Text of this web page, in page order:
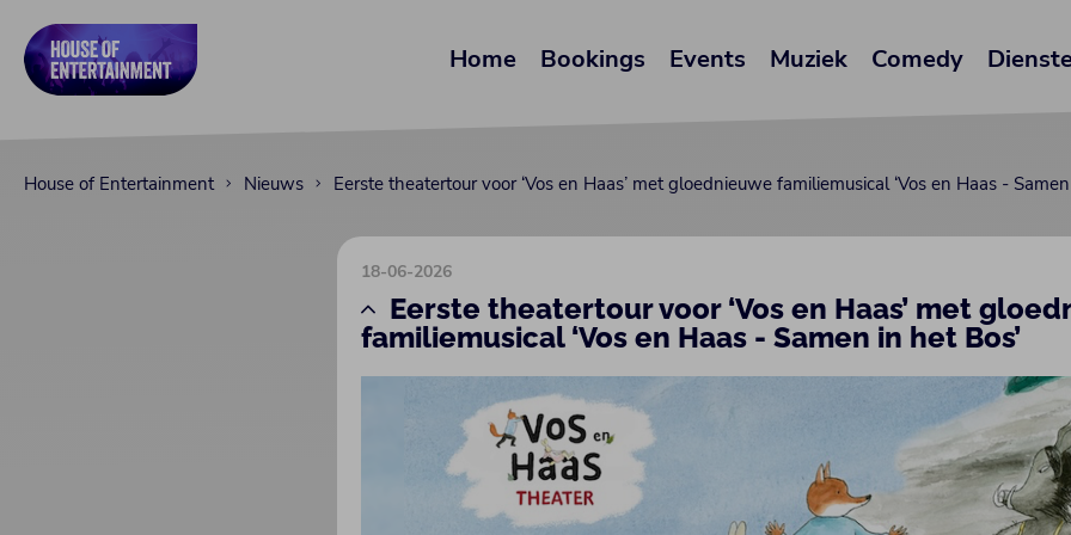
Home Bookings Events Muziek Comedy
House of Entertainment Nieuws Eerste theatertour voor ‘Vos en Haas’ met gloednieuwe familiemusical ‘Vos en Haas -
18-06-2026
Eerste theatertour voor ‘Vos en Haas’ met
familiemusical ‘Vos en Haas - Samen in het Bos’